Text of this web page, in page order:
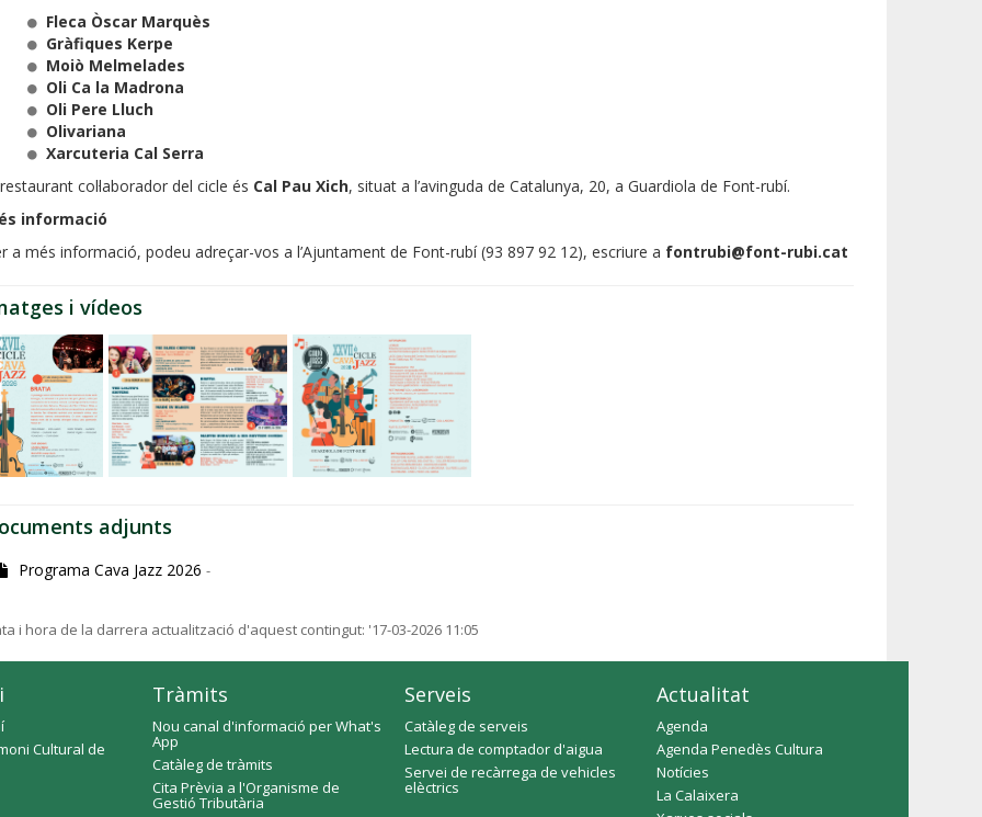
Fleca Òscar Marquès
Gràfiques Kerpe
Moiò Melmelades
Oli Ca la Madrona
Oli Pere Lluch
Olivariana
Xarcuteria Cal Serra
col·laborador del cicle és Cal Pau Xich, situat a l’avinguda de Catalunya, 20, a Guardiola de Font-rubí.
informació
a més informació, podeu adreçar-vos a l’Ajuntament de Font-rubí (93 897 92 12), escriure a fontrubi@font-rubi.cat
i vídeos
adjunts
Programa Cava Jazz 2026-
i hora de la darrera actualització d'aquest contingut: '17-03-2026 11:05
Cultural de
Tràmits
Nou canal d'informació per What's
App
Catàleg de tràmits
Cita Prèvia a l'Organisme de
Gestió Tributària
Serveis
Catàleg de serveis
Lectura de comptador d'aigua
Servei de recàrrega de vehicles
elèctrics
Actualitat
Agenda
Agenda Penedès Cultura
Notícies
La Calaixera